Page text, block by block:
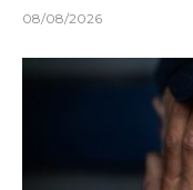
08/08/2026